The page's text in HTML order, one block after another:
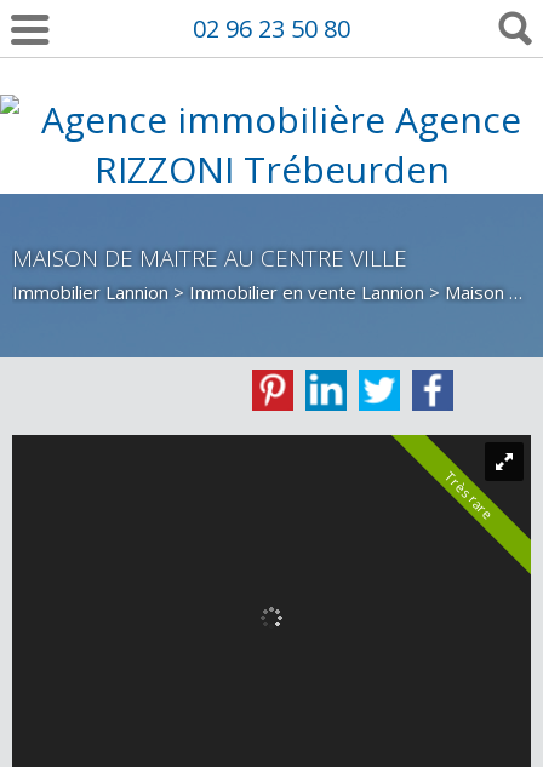
02 96 23 50 80
MAISON DE MAITRE AU CENTRE VILLE
Immobilier Lannion > Immobilier en vente Lannion > Maison Bourgeoise en vente Lannion
Très rare